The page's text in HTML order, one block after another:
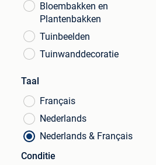
Bloembakken en
Plantenbakken
Tuinbeelden
Tuinwanddecoratie
Taal
Français
Nederlands
Nederlands & Français
Conditie